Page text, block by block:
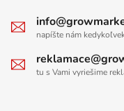
napíšte nám
tu s Vami vyriešime